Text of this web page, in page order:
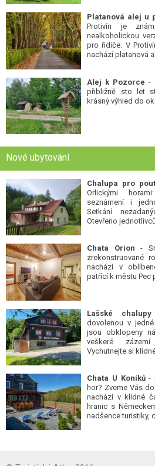
Platanová alej u
Protivín je
nealkoholickou
pro řidiče. V
nachází platanová
Alej k Pozorce -
přibližně sto let
krásný výhled do
Nové ubytování
Chalupa pro
Orlickými
seznámení i
Setkání
Otevřeno
Chata Orion -
zrekonstruované
nachází v
patřící k městu Pec
Lašské chalupy
dovolenou v
jsou obklopeny
veškeré
Vychutnejte si
Chata U Koníků-
hor? Zveme Vás
nachází v klidné
hranic s
nadšence turistiky,